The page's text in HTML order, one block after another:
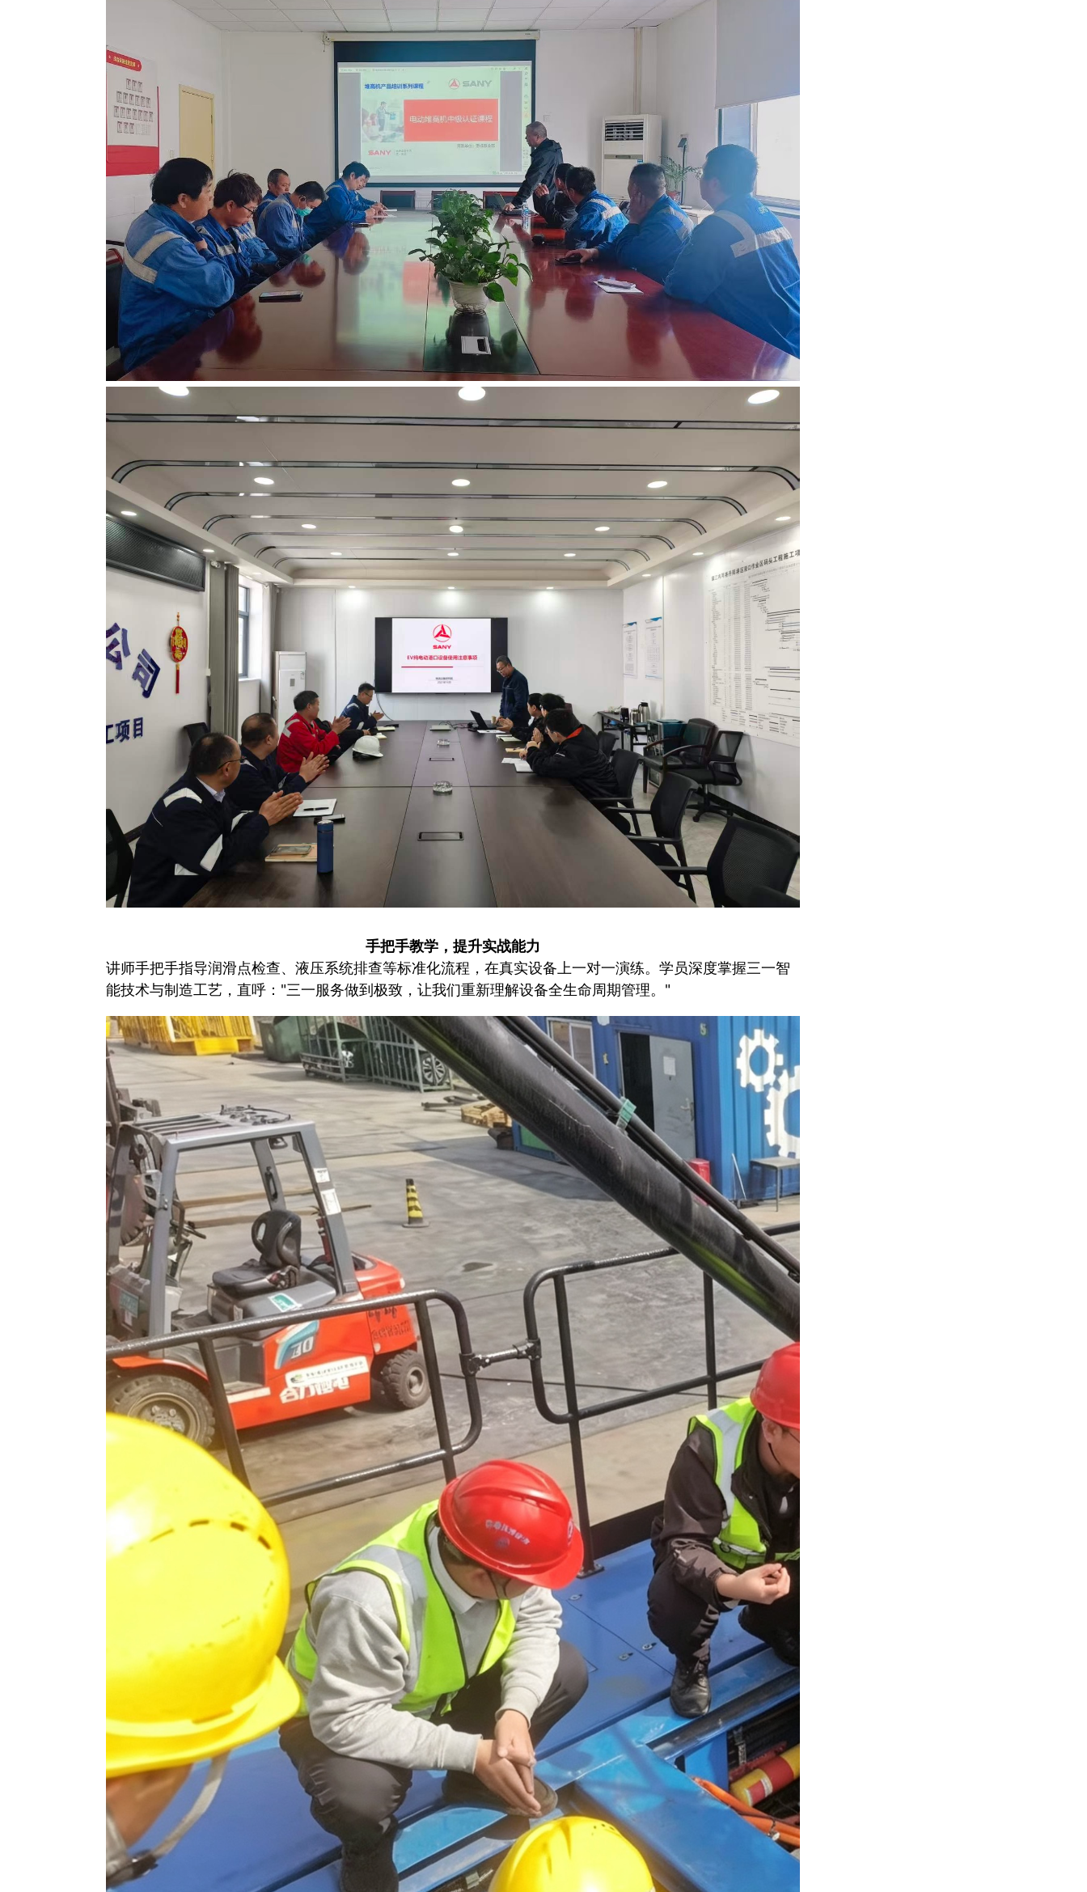
手把手教学，提升实战能力
讲师手把手指导润滑点检查、液压系统排查等标准化流程，在真实设备上一对一演练。学员深度掌握三一智
能技术与制造工艺，直呼："三一服务做到极致，让我们重新理解设备全生命周期管理。"